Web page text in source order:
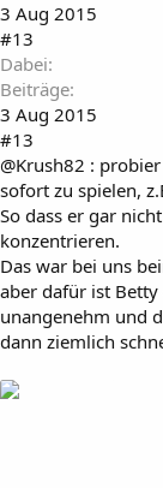
3 Aug 2015
#13
Dabei
Beiträge
3 Aug 2015
#13
@Krush82 :
sofort zu spielen,
So dass er gar
konzentrieren.
Das war bei uns
aber dafür ist
unangenehm und
dann ziemlich